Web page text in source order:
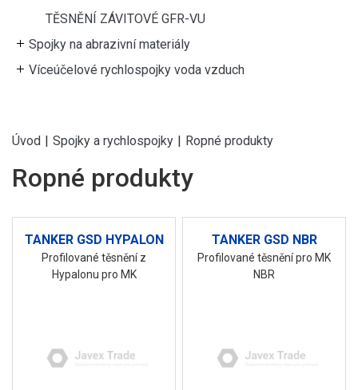
TĚSNĚNÍ ZÁVITOVÉ GFR-VU
Spojky na abrazivní materiály
Víceúčelové rychlospojky voda vzduch
Úvod | Spojky a rychlospojky | Ropné produkty
Ropné produkty
TANKER GSD HYPALON
Profilované těsnění z
Hypalonu pro MK
TANKER GSD NBR
Profilované těsnění pro MK
NBR